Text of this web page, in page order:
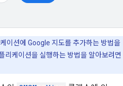
이션에 Google 지도를 추가하는 방법을
리케이션을 실행하는 방법을 알아보려면